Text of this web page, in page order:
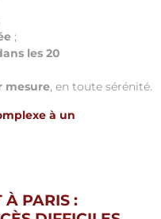
;
les 20
mesure, en toute sérénité.
à un
À PARIS :